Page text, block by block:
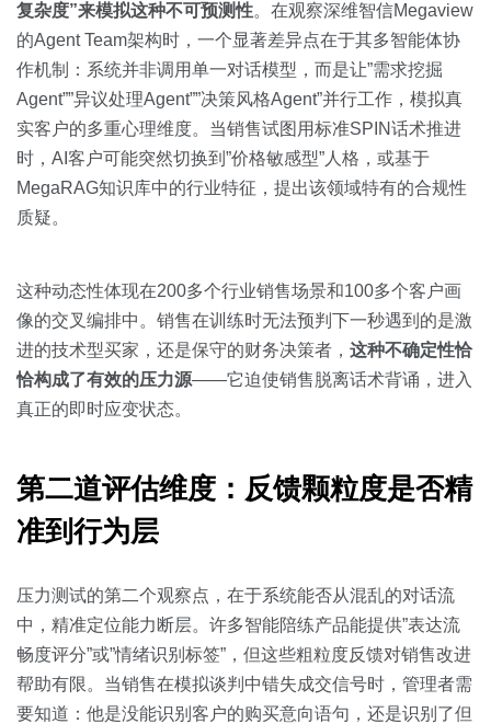
复杂度”来模拟这种不可预测性。在观察深维智信Megaview
的Agent Team架构时，一个显著差异点在于其多智能体协
作机制：系统并非调用单一对话模型，而是让”需求挖掘
Agent””异议处理Agent””决策风格Agent”并行工作，模拟真
实客户的多重心理维度。当销售试图用标准SPIN话术推进
时，AI客户可能突然切换到”价格敏感型”人格，或基于
MegaRAG知识库中的行业特征，提出该领域特有的合规性
质疑。
这种动态性体现在200多个行业销售场景和100多个客户画
像的交叉编排中。销售在训练时无法预判下一秒遇到的是激
进的技术型买家，还是保守的财务决策者， 这种不确定性恰
恰构成了有效的压力源——它迫使销售脱离话术背诵，进入
真正的即时应变状态。
第二道评估维度：反馈颗粒度是否精
准到行为层
压力测试的第二个观察点，在于系统能否从混乱的对话流
中，精准定位能力断层。许多智能陪练产品能提供”表达流
畅度评分”或”情绪识别标签”，但这些粗粒度反馈对销售改进
帮助有限。当销售在模拟谈判中错失成交信号时，管理者需
要知道：他是没能识别客户的购买意向语句，还是识别了但